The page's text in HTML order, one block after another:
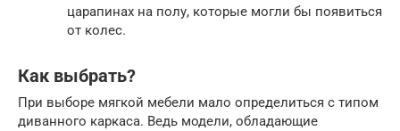
царапинах на полу, которые могли бы появиться
от колес.
Как выбрать?
При выборе мягкой мебели мало определиться с типом
диванного каркаса. Ведь модели, обладающие